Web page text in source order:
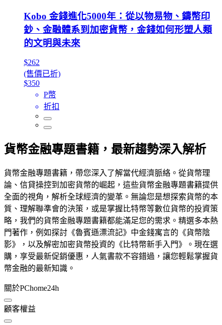
Kobo 金錢進化5000年：從以物易物、鑄幣印
鈔、金融體系到加密貨幣，金錢如何形塑人類
的文明與未來
$262
(售價已折)
$350
P幣
折扣
貨幣金融專題書籍，最新趨勢深入解析
貨幣金融專題書籍，帶您深入了解當代經濟脈絡。從貨幣理
論、信貸操控到加密貨幣的崛起，這些貨幣金融專題書籍提供
全面的視角，解析全球經濟的變革。無論您是想探索貨幣的本
質、理解聯準會的決策，或是掌握比特幣等數位貨幣的投資策
略，我們的貨幣金融專題書籍都能滿足您的需求。精選多本熱
門著作，例如探討《魯賓遜漂流記》中金錢寓言的《貨幣陰
影》，以及解密加密貨幣投資的《比特幣新手入門》。現在選
購，享受最新促銷優惠，人氣書款不容錯過，讓您輕鬆掌握貨
幣金融的最新知識。
關於PChome24h
顧客權益